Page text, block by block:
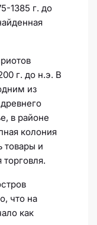
1385 г. до
г. до н.э. В
из
в районе
колония
товары и
торговля.
что на
как